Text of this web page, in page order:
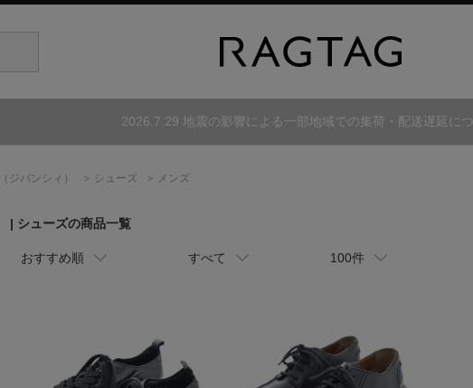
2026.7.29 地震の影響による一部地域での集荷・配送遅延に
（ジバンシィ） シューズ メンズ
| シューズの商品一覧
おすすめ順 すべて 100件